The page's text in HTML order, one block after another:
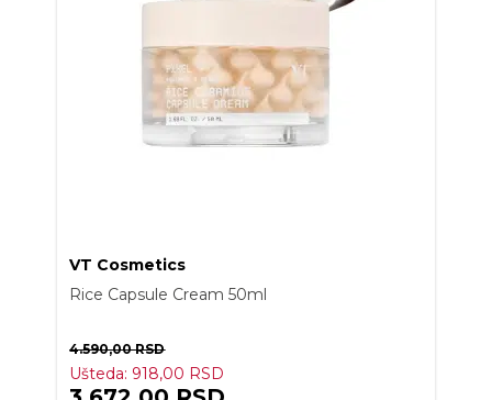
VT Cosmetics
Rice Capsule Cream 50ml
4.590,00RSD
Ušteda: 918,00 RSD